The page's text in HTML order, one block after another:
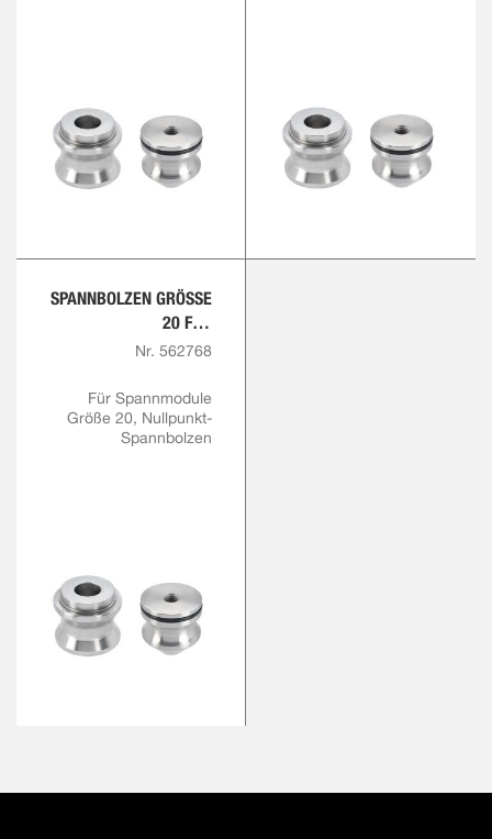
SPANNBOLZEN GRÖSSE 2
0 FÜR F
ANGSCHRAUBE M16 M
ASSBUND
Nr. 562768
Für Spannmodule
Größe 20, Nullpunkt-
Spannbolzen